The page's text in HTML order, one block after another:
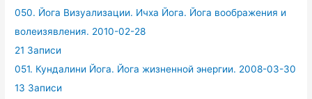
050. Йога Визуализации. Ичха Йога. Йога воображения и
волеизявления. 2010-02-28
21 Записи
051. Кундалини Йога. Йога жизненной энергии. 2008-03-30
13 Записи